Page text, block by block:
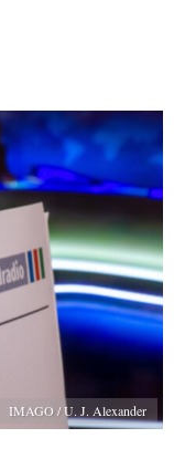
IMAGO / U. J. Alexander